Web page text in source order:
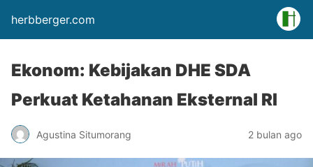
herbberger.com
Ekonom: Kebijakan DHE SDA
Perkuat Ketahanan Eksternal RI
Agustina Situmorang 2 bulan ago